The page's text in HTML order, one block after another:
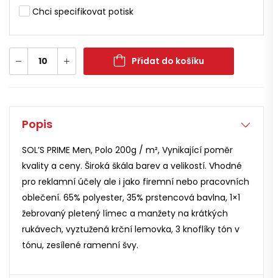
Chci specifikovat potisk
Přidat do košíku
Popis
SOL’S PRIME Men, Polo 200g / m², Vynikající poměr
kvality a ceny. Široká škála barev a velikostí. Vhodné
pro reklamní účely ale i jako firemní nebo pracovních
oblečení. 65% polyester, 35% prstencová bavlna, 1×1
žebrovaný pletený límec a manžety na krátkých
rukávech, vyztužená krční lemovka, 3 knoflíky tón v
tónu, zesílené ramenní švy.